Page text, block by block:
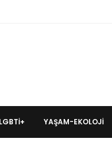
YAŞAM-EKOLOJI